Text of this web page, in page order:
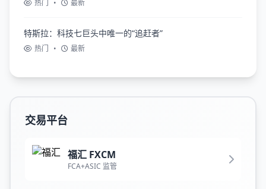
热门 • 最新
特斯拉：科技七巨头中唯一的“追赶者”
热门 • 最新
交易平台
福汇 FXCM
FCA+ASIC 监管